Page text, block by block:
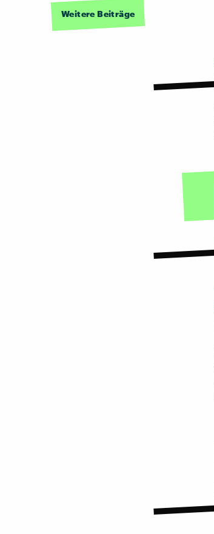
Weitere Beiträge